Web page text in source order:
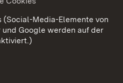
Benutzungshinweise
CookiesMedia-Elemente von
Google werden auf der